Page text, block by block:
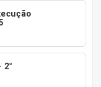
2°